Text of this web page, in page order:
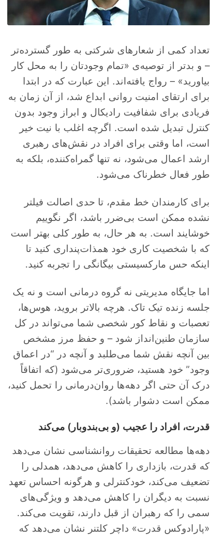
تعداد کمی از شعارهای شرکتی به طور گسترده‌تر
– و بدتر از توصیه‌ی «تمام وجودتان را به محل کار
بیاورید» – رواج یافته‌اند. این عبارت که در ابتدا
برای ارتقای امنیت روانی ابداع شد، از آن زمان به
فریادی برای شفافیت رادیکال و ابراز وجود بدون
کنترل تبدیل شده است. اگرچه اغلب با نیت خیر
است، اما وقتی برای افراد در نقش‌های رهبری
ارشد اعمال می‌شود، نه تنها گمراه‌کننده، بلکه به
طور فعال خطرناک می‌شود.
برای کارمندان خط مقدم، تا حدی اصالت فیلتر
نشده ممکن است بی‌ضرر باشد، اگر نگوییم
خوشایند است. به هر حال، به طور کلی بهتر است
که با شخصیت کاری خود همذات‌پنداری کنید تا
اینکه حس مارکسیستی بیگانگی را تجربه کنید.
اما جایگاه مدیریتی نه گروه درمانی است و نه یک
جلسه زنده تیک تاک. هرچه بالاتر بروید، هوس‌ها،
تعصبات و نقاط کور شخصی شما می‌تواند در کل
سازمان طنین‌انداز شود – و حفظ مرز مشخص
بین آنچه نقش شما می‌طلبد و آنچه در “در اعماق
وجود” خود هستید، ضروری‌تر می‌شود (که اتفاقاً
درک آن حتی اگر دهه‌ها روان‌درمانی را تحمل کنید،
ممکن است دشوار باشد).
قدرت، افراد را عجیب (و بی‌بندوبار) می‌کند
دهه‌ها مطالعه تحقیقات روانشناسی نشان می‌دهد
که قدرت، بازداری را کاهش می‌دهد، همدلی را
تضعیف می‌کند، خودکنترلی و هرگونه احساس تعهد
نسبت به دیگران را کاهش می‌دهد و ویژگی‌های
سمی را که رهبران از قبل دارند، تقویت می‌کند.
«پارادوکس قدرت» داچر کلتنر نشان می‌دهد که